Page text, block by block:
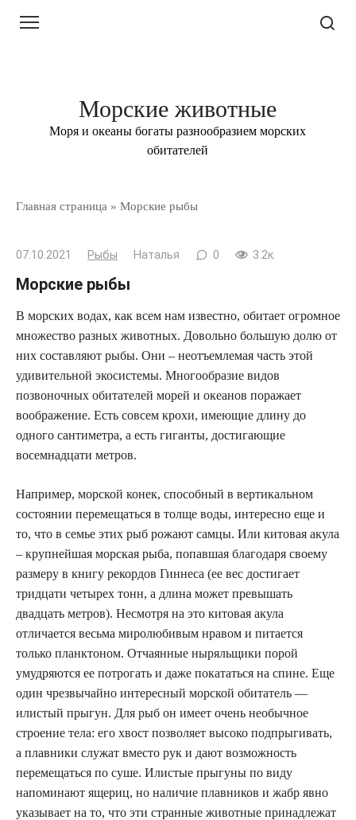
Морские животные
Моря и океаны богаты разнообразием морских
обитателей
Главная страница » Морские рыбы
07.10.2021 Рыбы Наталья 0 3.2к.
Морские рыбы
В морских водах, как всем нам известно, обитает огромное
множество разных животных. Довольно большую долю от
них составляют рыбы. Они – неотъемлемая часть этой
удивительной экосистемы. Многообразие видов
позвоночных обитателей морей и океанов поражает
воображение. Есть совсем крохи, имеющие длину до
одного сантиметра, а есть гиганты, достигающие
восемнадцати метров.
Например, морской конек, способный в вертикальном
состоянии перемещаться в толще воды, интересно еще и
то, что в семье этих рыб рожают самцы. Или китовая акула
– крупнейшая морская рыба, попавшая благодаря своему
размеру в книгу рекордов Гиннеса (ее вес достигает
тридцати четырех тонн, а длина может превышать
двадцать метров). Несмотря на это китовая акула
отличается весьма миролюбивым нравом и питается
только планктоном. Отчаянные ныряльщики порой
умудряются ее потрогать и даже покататься на спине. Еще
один чрезвычайно интересный морской обитатель —
илистый прыгун. Для рыб он имеет очень необычное
строение тела: его хвост позволяет высоко подпрыгивать,
а плавники служат вместо рук и дают возможность
перемещаться по суше. Илистые прыгуны по виду
напоминают ящериц, но наличие плавников и жабр явно
указывает на то, что эти странные животные принадлежат